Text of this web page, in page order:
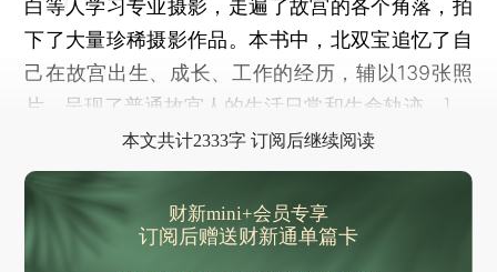
白等人学习专业摄影，走遍了故宫的各个角落，拍
下了大量珍稀摄影作品。本书中，北双宝追忆了自
己在故宫出生、成长、工作的经历，辅以139张照
片，呈现了普通故宫人的生活日常和生命轨迹。]
本文共计2333字 订阅后继续阅读
财新mini+会员专享
订阅后赠送财新通单篇卡